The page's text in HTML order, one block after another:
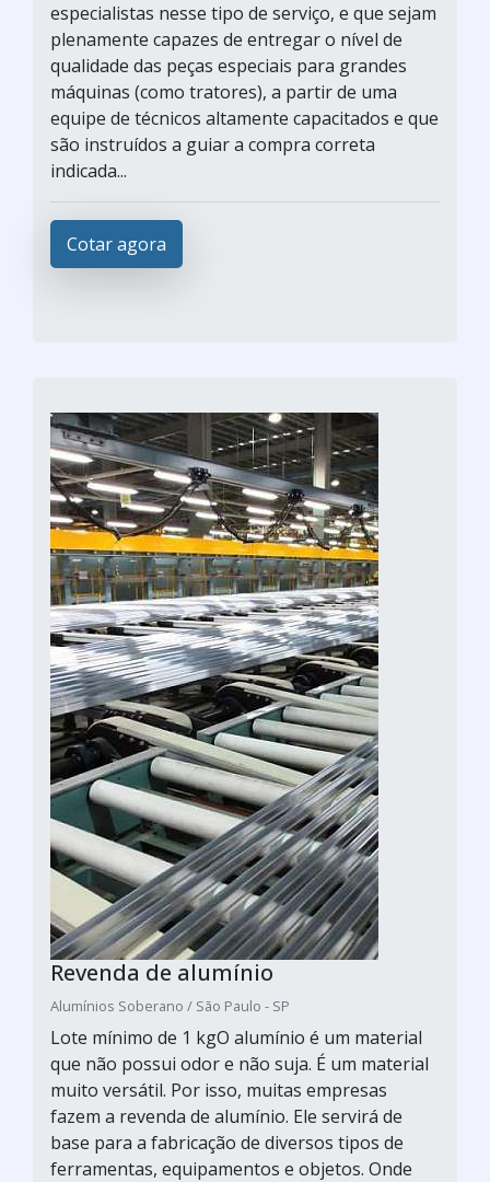
especialistas nesse tipo de serviço, e que sejam
plenamente capazes de entregar o nível de
qualidade das peças especiais para grandes
máquinas (como tratores), a partir de uma
equipe de técnicos altamente capacitados e que
são instruídos a guiar a compra correta
indicada...
Cotar agora
Revenda de alumínio
Alumínios Soberano / São Paulo - SP
Lote mínimo de 1 kgO alumínio é um material
que não possui odor e não suja. É um material
muito versátil. Por isso, muitas empresas
fazem a revenda de alumínio. Ele servirá de
base para a fabricação de diversos tipos de
ferramentas, equipamentos e objetos. Onde